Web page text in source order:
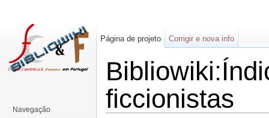
ficcionistas
Página de projeto Corrigir e nova info
Navegação